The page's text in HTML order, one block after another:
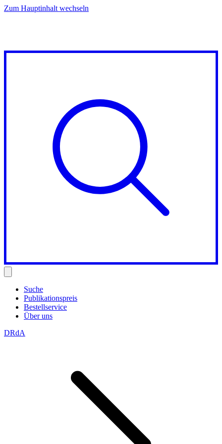
Zum Hauptinhalt wechseln
Suche
Publikationspreis
Bestellservice
Über uns
DRdA